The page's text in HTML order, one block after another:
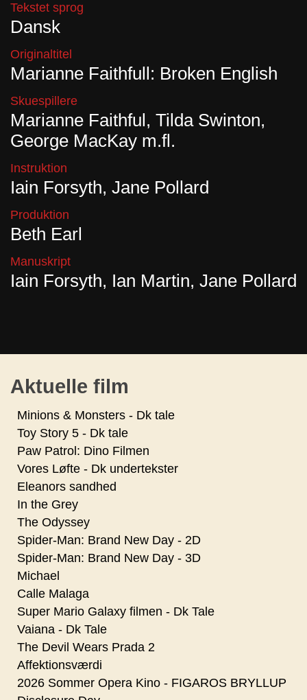
Tekstet sprog
Dansk
Originaltitel
Marianne Faithfull: Broken English
Skuespillere
Marianne Faithful, Tilda Swinton,
George MacKay m.fl.
Instruktion
Iain Forsyth, Jane Pollard
Produktion
Beth Earl
Manuskript
Iain Forsyth, Ian Martin, Jane Pollard
Aktuelle film
Minions & Monsters - Dk tale
Toy Story 5 - Dk tale
Paw Patrol: Dino Filmen
Vores Løfte - Dk undertekster
Eleanors sandhed
In the Grey
The Odyssey
Spider-Man: Brand New Day - 2D
Spider-Man: Brand New Day - 3D
Michael
Calle Malaga
Super Mario Galaxy filmen - Dk Tale
Vaiana - Dk Tale
The Devil Wears Prada 2
Affektionsværdi
2026 Sommer Opera Kino - FIGAROS BRYLLUP